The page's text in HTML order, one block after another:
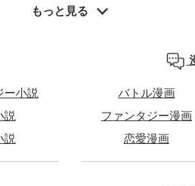
もっと見る
ー小説
説
説
バトル漫画
ファンタジー漫画
恋愛漫画